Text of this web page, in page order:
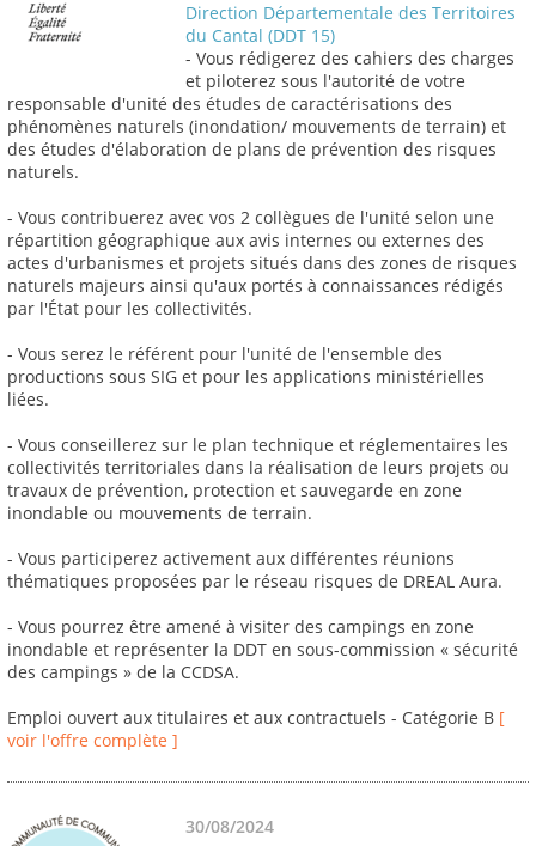
Direction Départementale des Territoires
du Cantal (DDT 15)
- Vous rédigerez des cahiers des charges
et piloterez sous l'autorité de votre
responsable d'unité des études de caractérisations des
phénomènes naturels (inondation/ mouvements de terrain) et
des études d'élaboration de plans de prévention des risques
naturels.
- Vous contribuerez avec vos 2 collègues de l'unité selon une
répartition géographique aux avis internes ou externes des
actes d'urbanismes et projets situés dans des zones de risques
naturels majeurs ainsi qu'aux portés à connaissances rédigés
par l'État pour les collectivités.
- Vous serez le référent pour l'unité de l'ensemble des
productions sous SIG et pour les applications ministérielles
liées.
- Vous conseillerez sur le plan technique et réglementaires les
collectivités territoriales dans la réalisation de leurs projets ou
travaux de prévention, protection et sauvegarde en zone
inondable ou mouvements de terrain.
- Vous participerez activement aux différentes réunions
thématiques proposées par le réseau risques de DREAL Aura.
- Vous pourrez être amené à visiter des campings en zone
inondable et représenter la DDT en sous-commission « sécurité
des campings » de la CCDSA.
Emploi ouvert aux titulaires et aux contractuels - Catégorie B [
voir l'offre complète ]
30/08/2024